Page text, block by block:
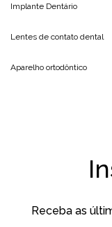
Implante Dentário
Lentes de contato dental
Aparelho ortodôntico
Receba as